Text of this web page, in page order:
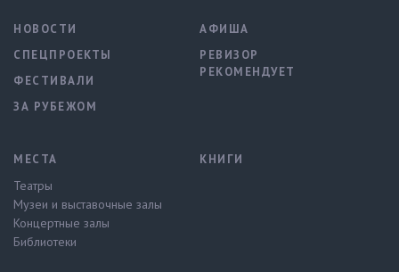
НОВОСТИ
СПЕЦПРОЕКТЫ
ФЕСТИВАЛИ
ЗА РУБЕЖОМ
АФИША
РЕВИЗОР
РЕКОМЕНДУЕТ
МЕСТА
Театры
Музеи и выставочные залы
Концертные залы
Библиотеки
КНИГИ